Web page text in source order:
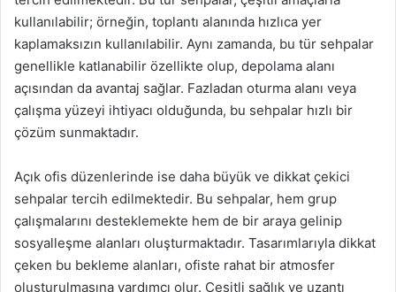
kullanılabilir; örneğin, toplantı alanında hızlıca yer
kaplamaksızın kullanılabilir. Aynı zamanda, bu tür sehpalar
genellikle katlanabilir özellikte olup, depolama alanı
açısından da avantaj sağlar. Fazladan oturma alanı veya
çalışma yüzeyi ihtiyacı olduğunda, bu sehpalar hızlı bir
çözüm sunmaktadır.
Açık ofis düzenlerinde ise daha büyük ve dikkat çekici
sehpalar tercih edilmektedir. Bu sehpalar, hem grup
çalışmalarını desteklemekte hem de bir araya gelinip
sosyalleşme alanları oluşturmaktadır. Tasarımlarıyla dikkat
çeken bu bekleme alanları, ofiste rahat bir atmosfer
oluşturulmasına yardımcı olur. Çeşitli sağlık ve uzantı